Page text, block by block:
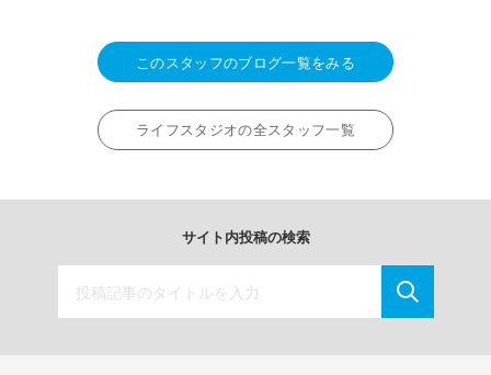
このスタッフのブログ一覧をみる
ライフスタジオの全スタッフ一覧
サイト内投稿の検索